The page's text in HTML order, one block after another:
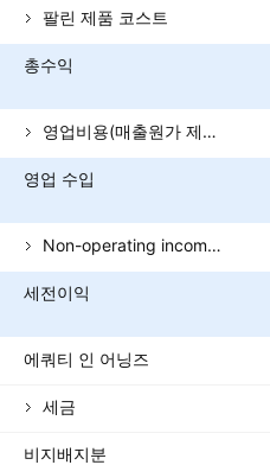
팔린 제품 코스트
총수익
영업비용(매출원가 제외)
영업 수입
Non-operating income (total)
세전이익
에쿼티 인 어닝즈
세금
비지배지분